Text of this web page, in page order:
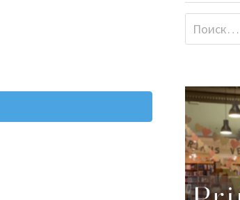
Найти: